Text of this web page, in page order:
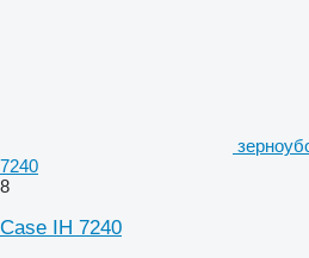
7240
8
Case IH 7240